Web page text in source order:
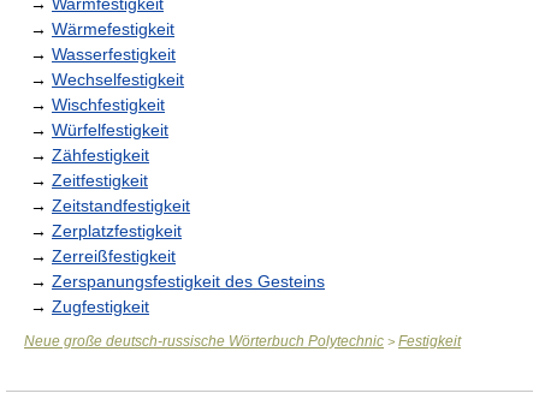
→ Wärmefestigkeit
→ Wasserfestigkeit
→ Wechselfestigkeit
→ Wischfestigkeit
→ Würfelfestigkeit
→ Zähfestigkeit
→ Zeitfestigkeit
→ Zeitstandfestigkeit
→ Zerplatzfestigkeit
→ Zerreißfestigkeit
→ Zerspanungsfestigkeit des Gesteins
→ Zugfestigkeit
Neue große deutsch-russische Wörterbuch Polytechnic > Festigkeit